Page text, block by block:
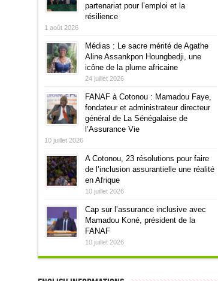
partenariat pour l’emploi et la
résilience
1 août 2026
Médias : Le sacre mérité de Agathe
Aline Assankpon Houngbedji, une
icône de la plume africaine
24 juillet 2026
FANAF à Cotonou : Mamadou Faye,
fondateur et administrateur directeur
général de La Sénégalaise de
l’Assurance Vie
10 juillet 2026
A Cotonou, 23 résolutions pour faire
de l’inclusion assurantielle une réalité
en Afrique
10 juillet 2026
Cap sur l’assurance inclusive avec
Mamadou Koné, président de la
FANAF
10 juillet 2026